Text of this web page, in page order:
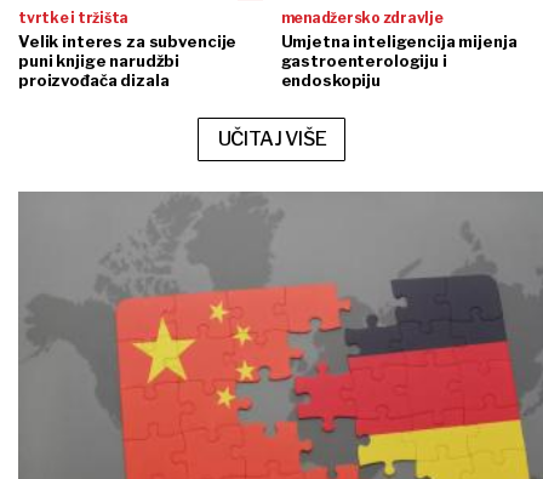
tvrtke i tržišta
Velik interes za subvencije
puni knjige narudžbi
proizvođača dizala
menadžersko zdravlje
Umjetna inteligencija mijenja
gastroenterologiju i
endoskopiju
UČITAJ VIŠE